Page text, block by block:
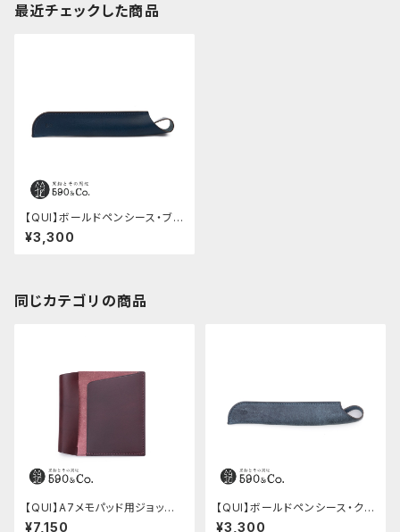
最近チェックした商品
【QUI】ボールドペンシース・ブッ
テーロ (ネイビー)
¥3,300
同じカテゴリの商品
【QUI】A7メモパッド用ジョッタ
ー・ブッテーロ (ワイン)
¥7,150
【QUI】ボールドペンシース・ク
ードゥー (ブルー)
¥3,300